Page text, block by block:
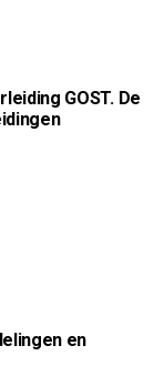
GOST. De
en